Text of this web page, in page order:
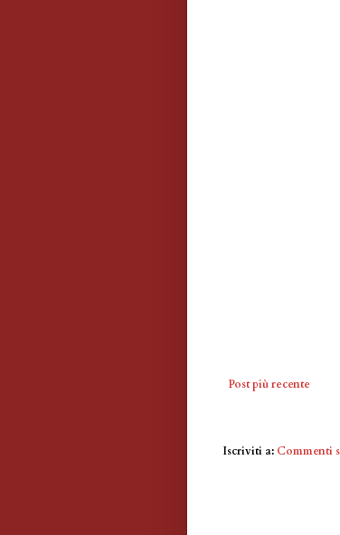
Post più recente
Iscriviti a: Commenti